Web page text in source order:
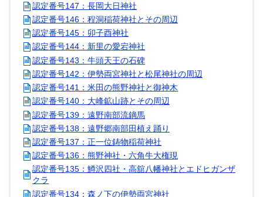
認定番号147：長岡大日神社
認定番号146：程洞稲荷神社とその周辺
認定番号145：卯子酉神社
認定番号144：新里の愛宕神社
認定番号143：牛頭天王の石碑
認定番号142：伊勢両宮神社と松尾神社の周辺
認定番号141：米田の熊野神社と御神木
認定番号140：大峰鉱山跡とその周辺
認定番号139：遠野南部流鏑馬
認定番号138：遠野郷南部田植え踊り
認定番号137：正一位鋳物稲荷神社
認定番号136：熊野神社・六角牛大権現
認定番号135：鱒沢四社・高舘八幡神社とエドヒガンザ
クラ
認定番号134：森ノ下の伊勢両宮神社